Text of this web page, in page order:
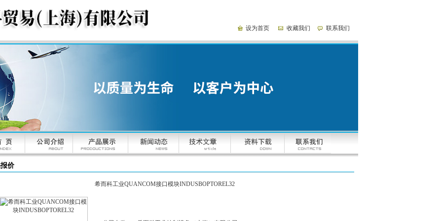
设为首页 收藏我们 联系我们
价
希而科工业QUANCOM接口模块INDUSBOPTOREL32